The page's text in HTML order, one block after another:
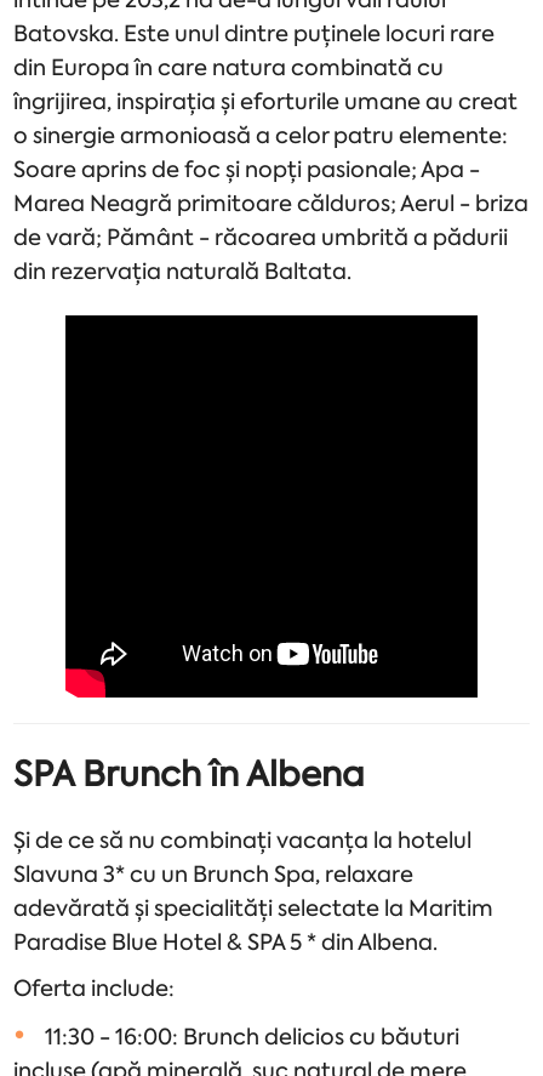
Batovska. Este unul dintre puținele locuri rare
din Europa în care natura combinată cu
îngrijirea, inspirația și eforturile umane au creat
o sinergie armonioasă a celor patru elemente:
Soare aprins de foc și nopți pasionale; Apa -
Marea Neagră primitoare călduros; Aerul - briza
de vară; Pământ - răcoarea umbrită a pădurii
din rezervația naturală Baltata.
SPA Brunch în Albena
Și de ce să nu combinați vacanța la hotelul
Slavuna 3* cu un Brunch Spa, relaxare
adevărată și specialități selectate la Maritim
Paradise Blue Hotel & SPA 5 * din Albena.
Oferta include:
11:30 - 16:00: Brunch delicios cu băuturi